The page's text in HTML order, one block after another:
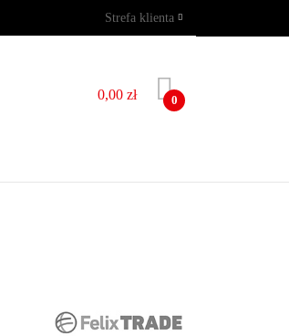
Strefa klienta
Zarejestruj się
Dodaj zgłoszenie
0,00 zł 0